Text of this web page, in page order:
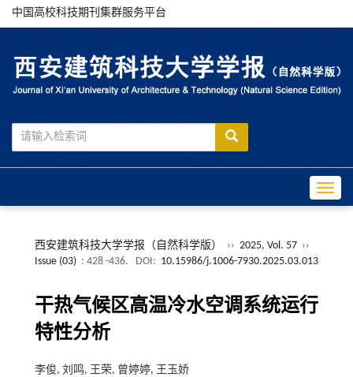
中国高校科技期刊集群服务平台
西安建筑科技大学学报（自然科学版） ›› 2025, Vol. 57 ››
Issue (03) : 428 -436. DOI: 10.15986/j.1006-7930.2025.03.013
干热气候区高温冷水空调系统运行
特性分析
李俊, 刘鸣, 王荣, 曾婷婷, 王玉娇